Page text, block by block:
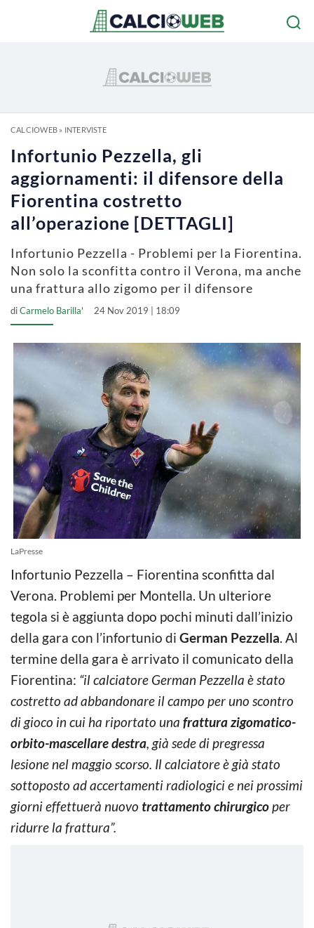
CALCIOWEB» INTERVISTE
Infortunio Pezzella, gli
aggiornamenti: il difensore della
Fiorentina costretto
all’operazione [DETTAGLI]
Infortunio Pezzella - Problemi per la Fiorentina.
Non solo la sconfitta contro il Verona, ma anche
una frattura allo zigomo per il difensore
diCarmelo Barilla' 24 Nov 2019 | 18:09
LaPresse
Infortunio Pezzella – Fiorentina sconfitta dal
Verona. Problemi per Montella. Un ulteriore
tegola si è aggiunta dopo pochi minuti dall’inizio
della gara con l’infortunio di German Pezzella. Al
termine della gara è arrivato il comunicato della
Fiorentina: “il calciatore German Pezzella è stato
costretto ad abbandonare il campo per uno scontro
di gioco in cui ha riportato una frattura zigomatico-
orbito-mascellare destra, già sede di pregressa
lesione nel maggio scorso. Il calciatore è già stato
sottoposto ad accertamenti radiologici e nei prossimi
giorni effettuerà nuovo trattamento chirurgicoper
ridurre la frattura”.